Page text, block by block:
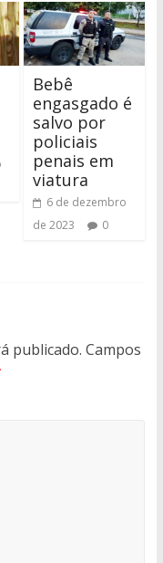
Bebê
engasgado é
salvo por
policiais
penais em
viatura
6 de dezembro
de 2023
0
publicado. Campos